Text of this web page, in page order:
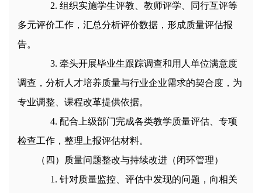
2. 组织实施学生评教、教师评学、同行互评等
多元评价工作，汇总分析评价数据，形成质量评估报
告。
3. 牵头开展毕业生跟踪调查和用人单位满意度
调查，分析人才培养质量与行业企业需求的契合度，为
专业调整、课程改革提供依据。
4. 配合上级部门完成各类教学质量评估、专项
检查工作，整理上报评估材料。
（四）质量问题整改与持续改进（闭环管理）
1 . 针对质量监控、评估中发现的问题，向相关